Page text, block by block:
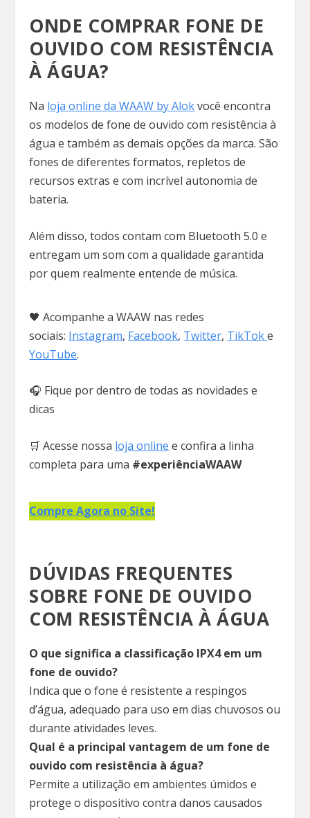
ONDE COMPRAR FONE DE
OUVIDO COM RESISTÊNCIA
À ÁGUA?
Na loja online da WAAW by Alokvocê encontra
os modelos de fone de ouvido com resistência à
água e também as demais opções da marca. São
fones de diferentes formatos, repletos de
recursos extras e com incrível autonomia de
bateria.
Além disso, todos contam com Bluetooth 5.0 e
entregam um som com a qualidade garantida
por quem realmente entende de música.
🖤 Acompanhe a WAAW nas redes
sociais: Instagram, Facebook, Twitter, TikToke
YouTube.
🎧 Fique por dentro de todas as novidades e
dicas
🛒 Acesse nossa loja online e confira a linha
completa para uma #experiênciaWAAW
Compre Agora no Site!
DÚVIDAS FREQUENTES
SOBRE FONE DE OUVIDO
COM RESISTÊNCIA À ÁGUA
O que significa a classificação IPX4 em um
fone de ouvido?
Indica que o fone é resistente a respingos
d’água, adequado para uso em dias chuvosos ou
durante atividades leves.
Qual é a principal vantagem de um fone de
ouvido com resistência à água?
Permite a utilização em ambientes úmidos e
protege o dispositivo contra danos causados